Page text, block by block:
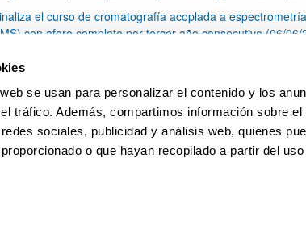
se usan para personalizar el contenido y los
tráfico. Además, compartimos información sobre
sociales, publicidad y análisis web, quienes
o que hayan recopilado a partir del
el curso de cromatografía acoplada a
con aforo completo por tercer año consecutivo (06/06/
y Arte y Humanidades.
Página
1 ...Páginas intermedias Use TAB para
Página
10 Página
11 Página
12 ...Páginas
79